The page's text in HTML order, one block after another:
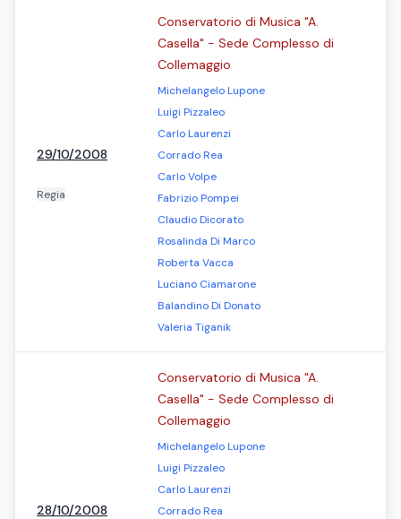
29/10/2008
Regia
Conservatorio di Musica "A.
Casella" - Sede Complesso di
Collemaggio
Michelangelo Lupone
Luigi Pizzaleo
Carlo Laurenzi
Corrado Rea
Carlo Volpe
Fabrizio Pompei
Claudio Dicorato
Rosalinda Di Marco
Roberta Vacca
Luciano Ciamarone
Balandino Di Donato
Valeria Tiganik
28/10/2008
Conservatorio di Musica "A.
Casella" - Sede Complesso di
Collemaggio
Michelangelo Lupone
Luigi Pizzaleo
Carlo Laurenzi
Corrado Rea